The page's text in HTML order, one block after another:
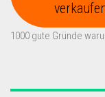
1000 gute Gründe